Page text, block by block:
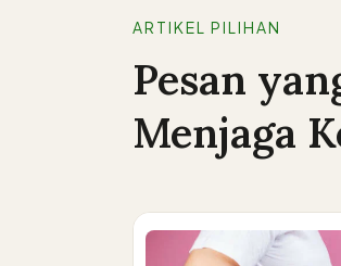
ARTIKEL PILIHAN
Pesan
Menjaga